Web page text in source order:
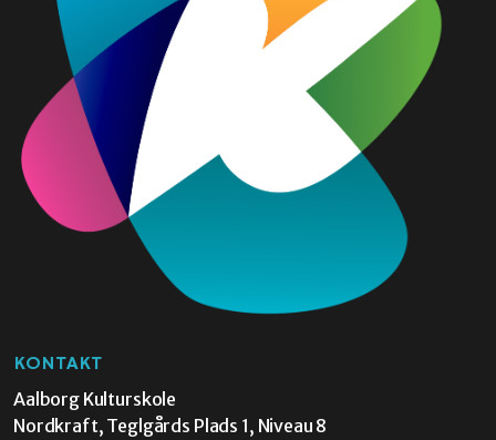
KONTAKT
Aalborg Kulturskole
Nordkraft, Teglgårds Plads 1, Niveau 8